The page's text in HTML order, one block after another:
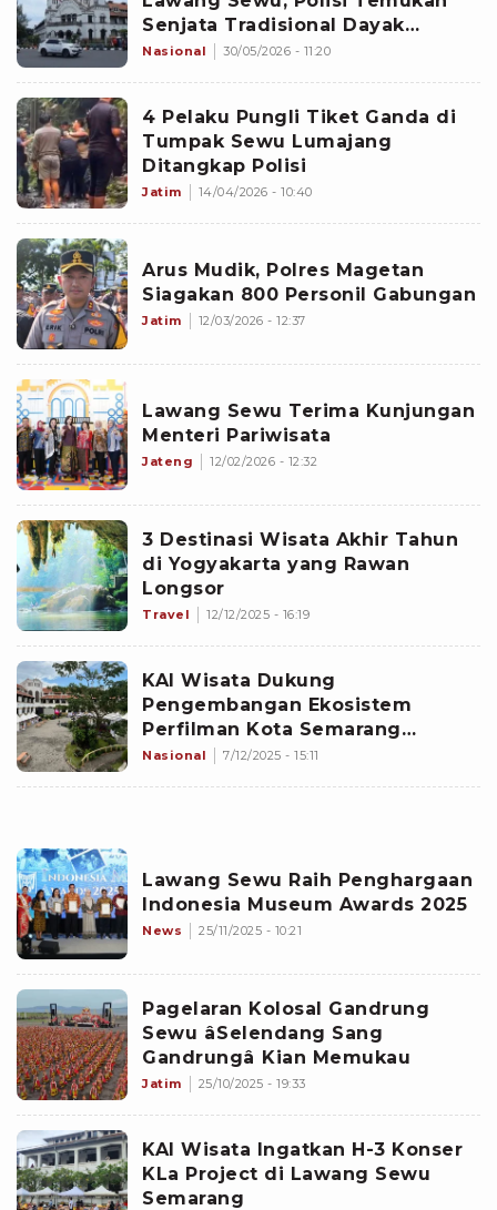
Senjata Tradisional Dayak
hingga Dugaan Uji Nyali
Nasional 30/05/2026 - 11:20
4 Pelaku Pungli Tiket Ganda di
Tumpak Sewu Lumajang
Ditangkap Polisi
Jatim 14/04/2026 - 10:40
Arus Mudik, Polres Magetan
Siagakan 800 Personil Gabungan
Jatim 12/03/2026 - 12:37
Lawang Sewu Terima Kunjungan
Menteri Pariwisata
Jateng 12/02/2026 - 12:32
3 Destinasi Wisata Akhir Tahun
di Yogyakarta yang Rawan
Longsor
Travel 12/12/2025 - 16:19
KAI Wisata Dukung
Pengembangan Ekosistem
Perfilman Kota Semarang
melalui Lawang Sewu Short Film
Nasional 7/12/2025 - 15:11
Lawang Sewu Raih Penghargaan
Indonesia Museum Awards 2025
News 25/11/2025 - 10:21
Pagelaran Kolosal Gandrung
Sewu âSelendang Sang
Gandrungâ Kian Memukau
Jatim 25/10/2025 - 19:33
KAI Wisata Ingatkan H-3 Konser
KLa Project di Lawang Sewu
Semarang